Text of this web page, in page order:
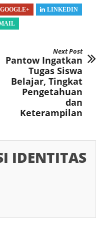
GOOGLE+
LINKEDIN
Next Post
Pantow Ingatkan
Tugas Siswa
Belajar, Tingkat
Pengetahuan
dan
Keterampilan
IDENTITAS